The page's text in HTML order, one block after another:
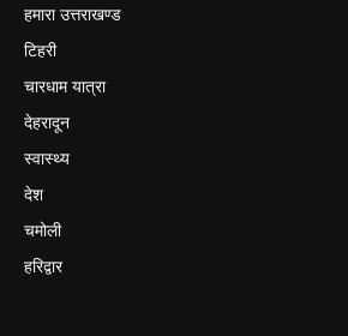
हमारा उत्तराखण्ड
टिहरी
चारधाम यात्रा
देहरादून
स्वास्थ्य
देश
चमोली
हरिद्वार